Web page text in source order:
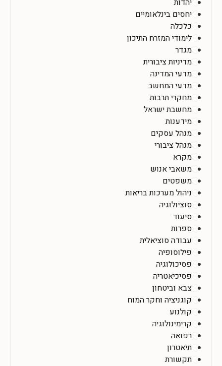
יחסים בינלאומיים
כלכלה
לימודי המזרח התיכון
מגדר
מדיניות ציבורית
מדעי המדינה
מדעי המחשב
מחקרי תרבות
מחשבת ישראל
מידענות
מנהל עסקים
מנהל ציבורי
מקרא
משאבי אנוש
משפטים
ניהול מערכות בריאות
סוציולוגיה
סיעוד
ספרות
עבודה סוציאלית
פילוסופיה
פסיכולוגיה
פסיכיאטריה
צבא וביטחון
קוגניציה וחקר המוח
קולנוע
קרימינולוגיה
רפואה
תיאטרון
תקשורת